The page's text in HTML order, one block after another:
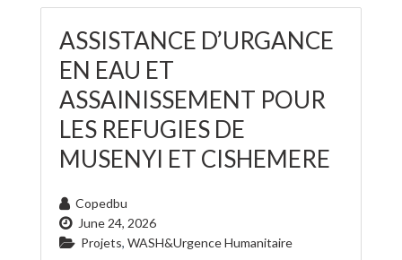
ASSISTANCE D’URGANCE
EN EAU ET
ASSAINISSEMENT POUR
LES REFUGIES DE
MUSENYI ET CISHEMERE
Copedbu
June 24, 2026
Projets, WASH&Urgence Humanitaire